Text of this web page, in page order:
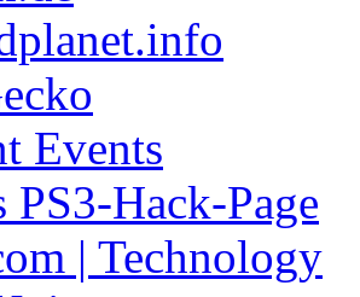
Events
PS3-Hack-Page
| Technology